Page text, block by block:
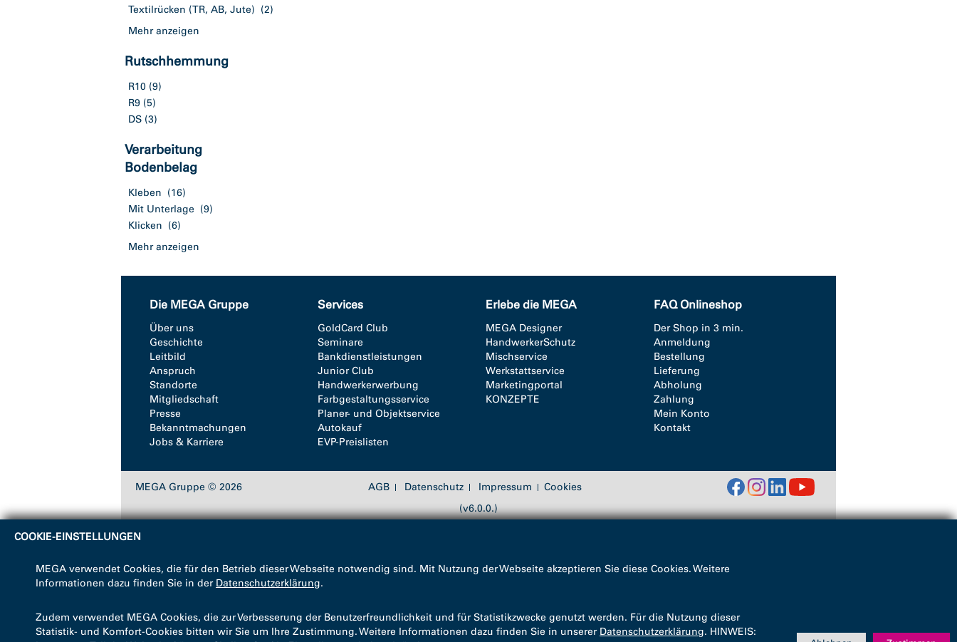
Textilrücken (TR, AB, Jute) (2)
Mehr anzeigen
Rutschhemmung
R10 (9)
R9 (5)
DS (3)
Verarbeitung
Bodenbelag
Kleben (16)
Mit Unterlage (9)
Klicken (6)
Mehr anzeigen
Die MEGA Gruppe
Über uns
Geschichte
Leitbild
Anspruch
Standorte
Mitgliedschaft
Presse
Bekanntmachungen
Jobs & Karriere
Services
GoldCard Club
Seminare
Bankdienstleistungen
Junior Club
Handwerkerwerbung
Farbgestaltungsservice
Planer- und Objektservice
Autokauf
EVP-Preislisten
Erlebe die MEGA
MEGA Designer
HandwerkerSchutz
Mischservice
Werkstattservice
Marketingportal
KONZEPTE
FAQ Onlineshop
Der Shop in 3 min.
Anmeldung
Bestellung
Lieferung
Abholung
Zahlung
Mein Konto
Kontakt
MEGA Gruppe © 2026 AGB Datenschutz Impressum
Cookies
(v6.0.0.)
COOKIE-EINSTELLUNGEN
MEGA verwendet Cookies, die für den Betrieb dieser Webseite notwendig sind. Mit Nutzung der Webseite akzeptieren Sie diese Cookies. Weitere
Informationen dazu finden Sie in der Datenschutzerklärung.
Zudem verwendet MEGA Cookies, die zur Verbesserung der Benutzerfreundlichkeit und für Statistikzwecke genutzt werden. Für die Nutzung dieser
Statistik- und Komfort-Cookies bitten wir Sie um Ihre Zustimmung. Weitere Informationen dazu finden Sie in unserer Datenschutzerklärung. HINWEIS: